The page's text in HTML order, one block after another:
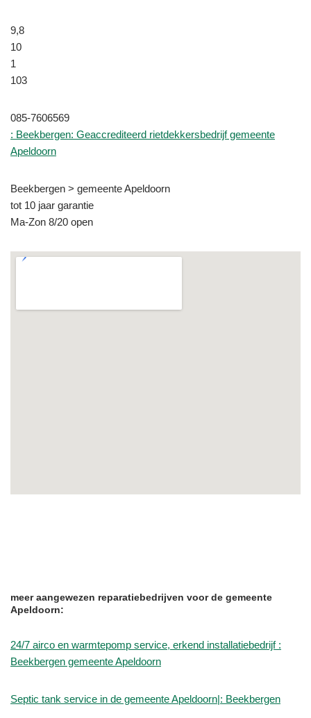
9,8
10
1
103
085-7606569
: Beekbergen: Geaccrediteerd rietdekkersbedrijf gemeente
Apeldoorn
Beekbergen > gemeente Apeldoorn
tot 10 jaar garantie
Ma-Zon 8/20 open
meer aangewezen reparatiebedrijven voor de gemeente
Apeldoorn:
24/7 airco en warmtepomp service, erkend installatiebedrijf :
Beekbergen gemeente Apeldoorn
Septic tank service in de gemeente Apeldoorn|: Beekbergen